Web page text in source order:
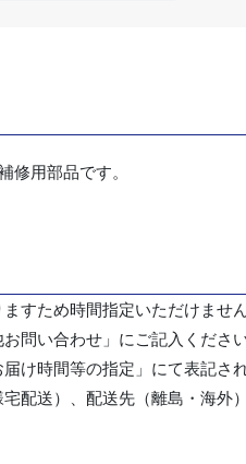
修用部品です。
すため時間指定いただけません
問い合わせ」にご記入ください
け時間等の指定」にて表記され
配送）、配送先（離島・海外